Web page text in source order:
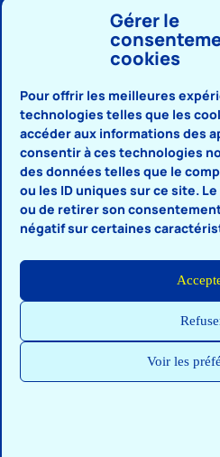
Gérer le
cookies
Pour offrir les meilleures
technologies telles que les
accéder aux informations des
consentir à ces technologies
des données telles que le
ou les ID uniques sur ce site.
ou de retirer son
négatif sur certaines
Voir les